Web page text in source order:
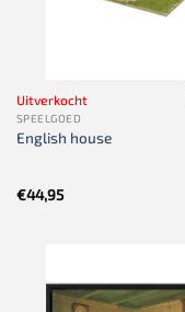
Uitverkocht
SPEELGOED
English house
€44,95